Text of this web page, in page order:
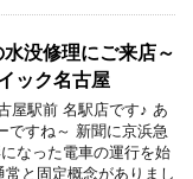
没修理にご来店～
ック名古屋
屋駅前 名駅店です♪ あ
ですね～ 新聞に京浜急
なった電車の運行を始
と固定概念がありまし